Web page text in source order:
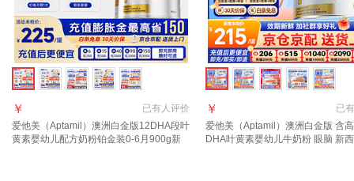
已有人评价
￥
爱他美（Aptamil）澳洲白金版12DHA段叶
黄素婴幼儿配方奶粉铂金装0-6月900g新
已有
￥
爱他美（Aptamil）澳洲白金版 含
DHA叶黄素婴幼儿牛奶粉 眼脑 新